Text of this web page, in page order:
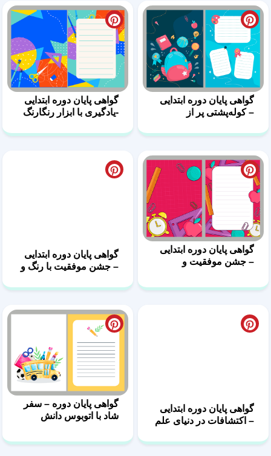
گواهی پایان دوره ابتدایی
– کوله‌پشتی پر از
گواهی پایان دوره ابتدایی
-یادگیری با ابزار رنگارنگ
گواهی پایان دوره ابتدایی
– جشن موفقیت و
گواهی پایان دوره ابتدایی
– جشن موفقیت با رنگ و
دانش
– اکتشافات در دنیای علم
گواهی پایان دوره – سفر
شاد با اتوبوس دانش